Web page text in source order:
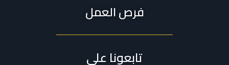
فرص العمل
تابعونا على